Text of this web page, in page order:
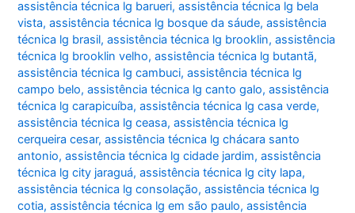
assistência técnica lg barueri,assistência técnica lg bela
vista,assistência técnica lg bosque da sáude,assistência
técnica lg brasil,assistência técnica lg brooklin,assistência
técnica lg brooklin velho,assistência técnica lg butantã,
assistência técnica lg cambuci,assistência técnica lg
campo belo,assistência técnica lg canto galo,assistência
técnica lg carapicuíba,assistência técnica lg casa verde,
assistência técnica lg ceasa,assistência técnica lg
cerqueira cesar,assistência técnica lg chácara santo
antonio,assistência técnica lg cidade jardim,assistência
técnica lg city jaraguá,assistência técnica lg city lapa,
assistência técnica lg consolação,assistência técnica lg
cotia,assistência técnica lg em são paulo,assistência